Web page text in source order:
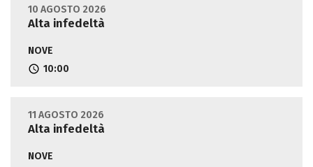
10 AGOSTO 2026
Alta infedeltà
NOVE
10:00
11 AGOSTO 2026
Alta infedeltà
NOVE